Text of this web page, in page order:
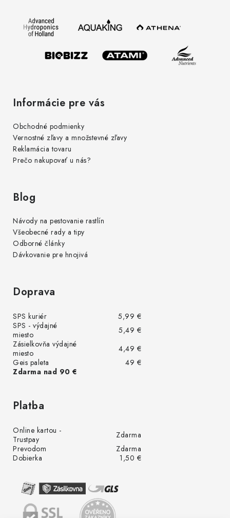
Informácie pre vás
Obchodné podmienky
Vernostné zľavy a množstevné zľavy
Reklamácia tovaru
Prečo nakupovať u nás?
Blog
Návody na pestovanie rastlín
Všeobecné rady a tipy
Odborné články
Dávkovanie pre hnojivá
Doprava
SPS kuriér
5,99 €
SPS - výdajné
miesto
5,49 €
Zásielkovňa výdajné
miesto
4,49 €
Geis paleta
49 €
Zdarma nad 90 €
Platba
Online kartou -
Trustpay
Zdarma
Prevodom
Zdarma
Dobierka
1,50 €